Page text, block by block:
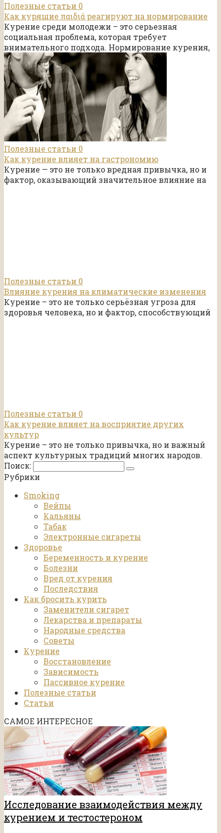
Полезные статьи 0
Как курящие παιδιά реагируют на нормирование
Курение среди молодежи – это серьезная
социальная проблема, которая требует
внимательного подхода. Нормирование курения,
Полезные статьи 0
Как курение влияет на гастрономию
Курение — это не только вредная привычка, но и
фактор, оказывающий значительное влияние на
Полезные статьи 0
Влияние курения на климатические изменения
Курение – это не только серьёзная угроза для
здоровья человека, но и фактор, способствующий
Полезные статьи 0
Как курение влияет на восприятие других
культур
Курение – это не только привычка, но и важный
аспект культурных традиций многих народов.
Поиск:
Рубрики
Smoking
Вейпы
Кальяны
Табак
Электронные сигареты
Здоровье
Беременность и курение
Болезни
Вред от курения
Последствия
Как бросить курить
Заменители сигарет
Лекарства и препараты
Народные средства
Советы
Курение
Восстановление
Зависимость
Пассивное курение
Полезные статьи
Статьи
САМОЕ ИНТЕРЕСНОЕ
Исследование взаимодействия между
курением и тестостероном